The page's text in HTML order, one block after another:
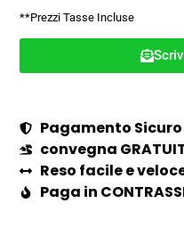
**Prezzi Tasse Incluse
Pagamento Sicuro
convegna
Reso facile e
Paga in